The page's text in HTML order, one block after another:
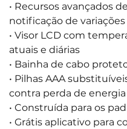
• Recursos avançados
notificação de
• Visor LCD com
atuais e diárias
• Bainha de cabo
• Pilhas AAA
contra perda de energia
• Construída para os
• Grátis aplicativo para